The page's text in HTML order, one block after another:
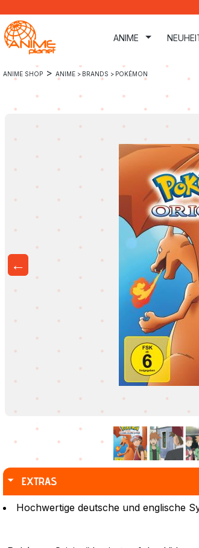
Hauptinhalt springen
Zur Suche springen
Zur Hauptnavigation springen
ANIME
ANIME SHOP > ANIME > BRANDS > POKÉMON
←
EXTRAS
Hochwertige deutsche und englische